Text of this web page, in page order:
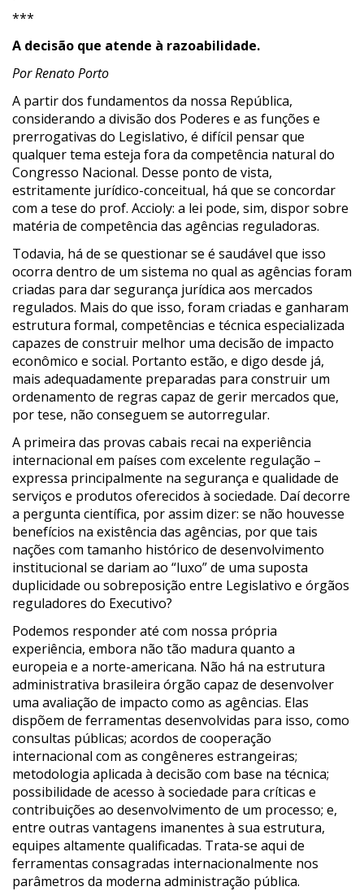
***
A decisão que atende à razoabilidade.
Por Renato Porto
A partir dos fundamentos da nossa República,
considerando a divisão dos Poderes e as funções e
prerrogativas do Legislativo, é difícil pensar que
qualquer tema esteja fora da competência natural do
Congresso Nacional. Desse ponto de vista,
estritamente jurídico-conceitual, há que se concordar
com a tese do prof. Accioly: a lei pode, sim, dispor sobre
matéria de competência das agências reguladoras.
Todavia, há de se questionar se é saudável que isso
ocorra dentro de um sistema no qual as agências foram
criadas para dar segurança jurídica aos mercados
regulados. Mais do que isso, foram criadas e ganharam
estrutura formal, competências e técnica especializada
capazes de construir melhor uma decisão de impacto
econômico e social. Portanto estão, e digo desde já,
mais adequadamente preparadas para construir um
ordenamento de regras capaz de gerir mercados que,
por tese, não conseguem se autorregular.
A primeira das provas cabais recai na experiência
internacional em países com excelente regulação –
expressa principalmente na segurança e qualidade de
serviços e produtos oferecidos à sociedade. Daí decorre
a pergunta científica, por assim dizer: se não houvesse
benefícios na existência das agências, por que tais
nações com tamanho histórico de desenvolvimento
institucional se dariam ao “luxo” de uma suposta
duplicidade ou sobreposição entre Legislativo e órgãos
reguladores do Executivo?
Podemos responder até com nossa própria
experiência, embora não tão madura quanto a
europeia e a norte-americana. Não há na estrutura
administrativa brasileira órgão capaz de desenvolver
uma avaliação de impacto como as agências. Elas
dispõem de ferramentas desenvolvidas para isso, como
consultas públicas; acordos de cooperação
internacional com as congêneres estrangeiras;
metodologia aplicada à decisão com base na técnica;
possibilidade de acesso à sociedade para críticas e
contribuições ao desenvolvimento de um processo; e,
entre outras vantagens imanentes à sua estrutura,
equipes altamente qualificadas. Trata-se aqui de
ferramentas consagradas internacionalmente nos
parâmetros da moderna administração pública.